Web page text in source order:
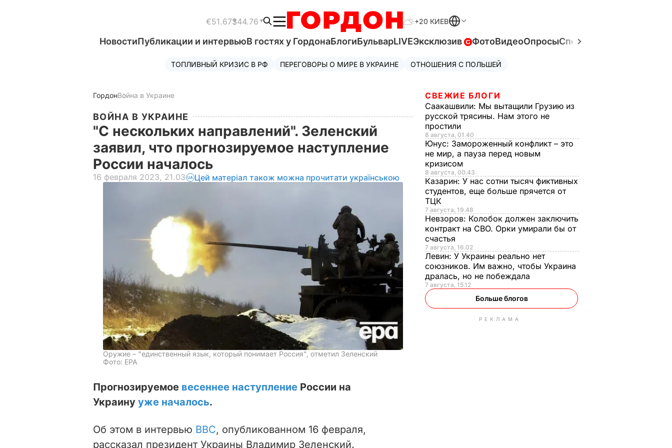
€51.67$44.76 +20 КИЕВ
НовостиПубликации и интервьюВ гостях у ГордонаБлогиБульварLIVEЭксклюзив ФотоВидеоОпросыСпецпроекты
ТОПЛИВНЫЙ КРИЗИС В РФ ПЕРЕГОВОРЫ О МИРЕ В УКРАИНЕ ОТНОШЕНИЯ С ПОЛЬШЕЙ
ГордонВойна в Украине
ВОЙНА В УКРАИНЕ
"С нескольких направлений". Зеленский
заявил, что прогнозируемое наступление
России началось
16 февраля 2023, 21.03 Цей матеріал також можна прочитати українською
Оружие – "единственный язык, который понимает Россия", отметил Зеленский
Фото: EPA
Прогнозируемое весеннее наступление России на
Украину уже началось.
Об этом в интервью BBC, опубликованном 16 февраля,
рассказал президент Украины Владимир Зеленский.
СВЕЖИЕ БЛОГИ
Саакашвили: Мы вытащили Грузию из
русской трясины. Нам этого не
простили
8 августа, 01.40
Юнус: Замороженный конфликт – это
не мир, а пауза перед новым
кризисом
8 августа, 00.43
Казарин: У нас сотни тысяч фиктивных
студентов, еще больше прячется от
ТЦК
7 августа, 19.48
Невзоров: Колобок должен заключить
контракт на СВО. Орки умирали бы от
счастья
7 августа, 16.02
Левин: У Украины реально нет
союзников. Им важно, чтобы Украина
дралась, но не побеждала
7 августа, 15.12
Больше блогов
РЕКЛАМА